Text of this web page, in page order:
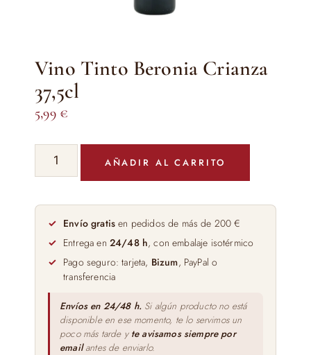
Vino Tinto Beronia Crianza
37,5cl
5,99 €
Vino
Tinto
Crianza
37,5cl
cantidad
AÑADIR AL CARRITO
Envío gratis en pedidos de más de 200 €
Entrega en 24/48 h, con embalaje isotérmico
Pago seguro: tarjeta, Bizum, PayPal o
transferencia
Envíos en 24/48 h. Si algún producto no está
disponible en ese momento, te lo servimos un
poco más tarde y te avisamos siempre por
emailantes de enviarlo.